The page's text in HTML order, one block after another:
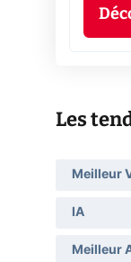
Les
Meilleur
IA
Meilleur